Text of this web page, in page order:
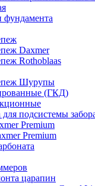
фундамента
Daxmer
Rothoblaas
Шурупы
(ГКД)
подсистемы
Premium
Premium
царапин